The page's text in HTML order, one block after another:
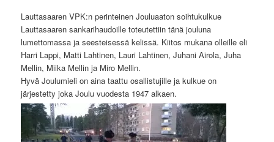
Lauttasaaren VPK:n perinteinen Jouluaaton soihtukulkue
Lauttasaaren sankarihaudoille toteutettiin tänä jouluna
lumettomassa ja seesteisessä kelissä. Kiitos mukana olleille eli
Harri Lappi, Matti Lahtinen, Lauri Lahtinen, Juhani Airola, Juha
Mellin, Miika Mellin ja Miro Mellin.
Hyvä Joulumieli on aina taattu osallistujille ja kulkue on
järjestetty joka Joulu vuodesta 1947 alkaen.